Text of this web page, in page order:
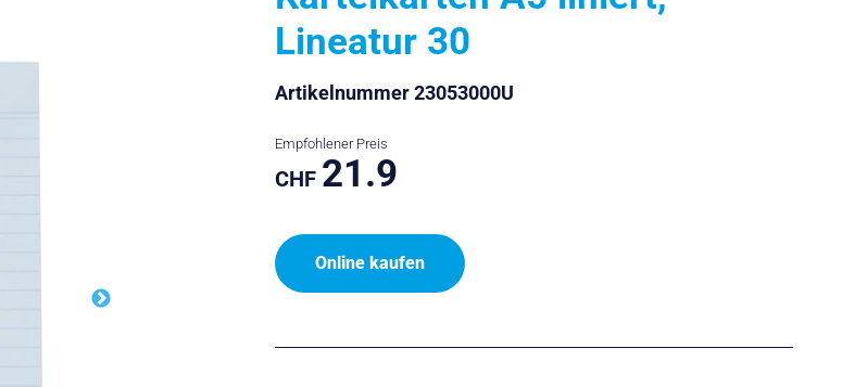
Lineatur 30
Artikelnummer 23053000U
Empfohlener Preis
CHF 21.9
Online kaufen